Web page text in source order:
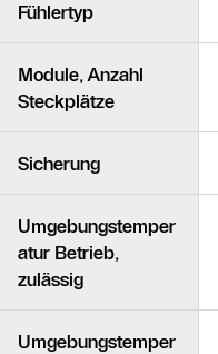
Fühlertyp
Module, Anzahl
Steckplätze
Sicherung
Umgebungstemper
atur Betrieb,
zulässig
Umgebungstemper